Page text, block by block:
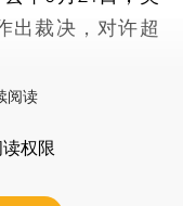
出裁决，对许超
阅读
权限